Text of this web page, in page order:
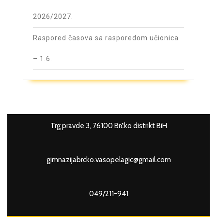
2026/2027.
Raspored časova sa rasporedom učionica
– 1.6.
Trg pravde 3, 76100 Brčko distrikt BiH
gimnazijabrcko.vasopelagic@gmail.com
049/211-941